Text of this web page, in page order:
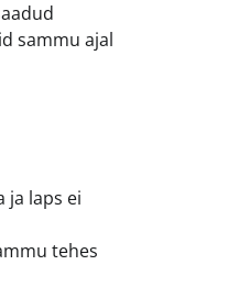
sammu ajal
ja laps ei
tehes